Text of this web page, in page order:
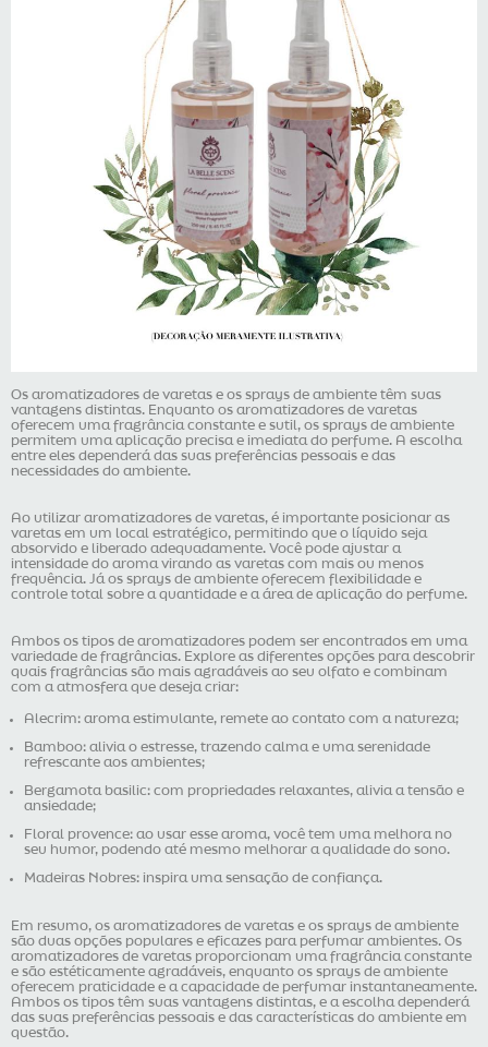
Os aromatizadores de varetas e os sprays de ambiente têm suas
vantagens distintas. Enquanto os aromatizadores de varetas
oferecem uma fragrância constante e sutil, os sprays de ambiente
permitem uma aplicação precisa e imediata do perfume. A escolha
entre eles dependerá das suas preferências pessoais e das
necessidades do ambiente.
Ao utilizar aromatizadores de varetas, é importante posicionar as
varetas em um local estratégico, permitindo que o líquido seja
absorvido e liberado adequadamente. Você pode ajustar a
intensidade do aroma virando as varetas com mais ou menos
frequência. Já os sprays de ambiente oferecem flexibilidade e
controle total sobre a quantidade e a área de aplicação do perfume.
Ambos os tipos de aromatizadores podem ser encontrados em uma
variedade de fragrâncias. Explore as diferentes opções para descobrir
quais fragrâncias são mais agradáveis ao seu olfato e combinam
com a atmosfera que deseja criar:
Alecrim: aroma estimulante, remete ao contato com a natureza;
Bamboo: alivia o estresse, trazendo calma e uma serenidade
refrescante aos ambientes;
Bergamota basilic: com propriedades relaxantes, alivia a tensão e
ansiedade;
Floral provence: ao usar esse aroma, você tem uma melhora no
seu humor, podendo até mesmo melhorar a qualidade do sono.
Madeiras Nobres: inspira uma sensação de confiança.
Em resumo, os aromatizadores de varetas e os sprays de ambiente
são duas opções populares e eficazes para perfumar ambientes. Os
aromatizadores de varetas proporcionam uma fragrância constante
e são estéticamente agradáveis, enquanto os sprays de ambiente
oferecem praticidade e a capacidade de perfumar instantaneamente.
Ambos os tipos têm suas vantagens distintas, e a escolha dependerá
das suas preferências pessoais e das características do ambiente em
questão.